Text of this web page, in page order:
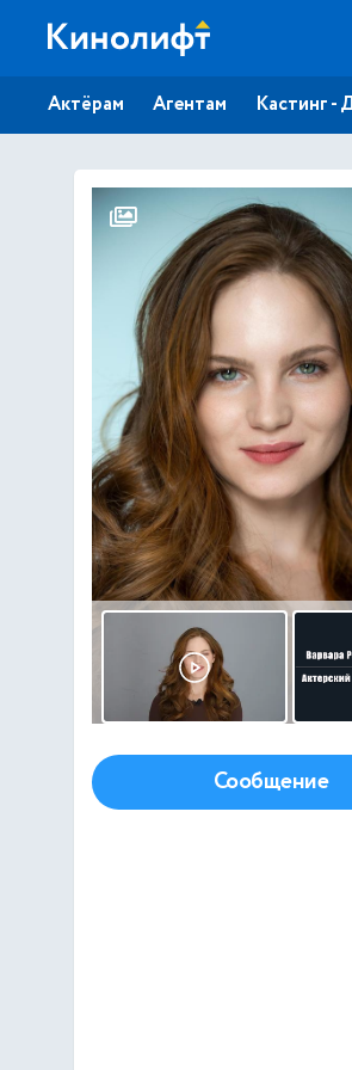
Актёрам Агентам Кастинг -
Сообщение